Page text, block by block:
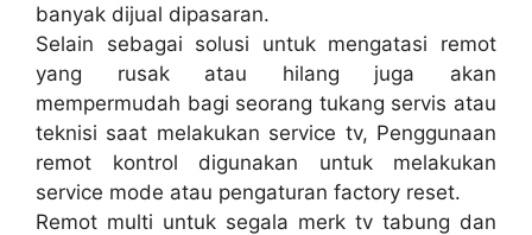
banyak dijual dipasaran.
Selain sebagai solusi untuk mengatasi remot
yang rusak atau hilang juga akan
mempermudah bagi seorang tukang servis atau
teknisi saat melakukan service tv, Penggunaan
remot kontrol digunakan untuk melakukan
service mode atau pengaturan factory reset.
Remot multi untuk segala merk tv tabung dan